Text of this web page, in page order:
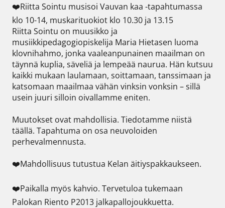
❤️Riitta Sointu musisoi Vauvan kaa -tapahtumassa
klo 10-14, muskarituokiot klo 10.30 ja 13.15
Riitta Sointu on muusikko ja
musiikkipedagogiopiskelija Maria Hietasen luoma
klovnihahmo, jonka vaaleanpunainen maailman on
täynnä kuplia, säveliä ja lempeää naurua. Hän kutsuu
kaikki mukaan laulamaan, soittamaan, tanssimaan ja
katsomaan maailmaa vähän vinksin vonksin – sillä
usein juuri silloin oivallamme eniten.
Muutokset ovat mahdollisia. Tiedotamme niistä
täällä. Tapahtuma on osa neuvoloiden
perhevalmennusta.
❤️Mahdollisuus tutustua Kelan äitiyspakkaukseen.
❤️Paikalla myös kahvio. Tervetuloa tukemaan
Palokan Riento P2013 jalkapallojoukkuetta.